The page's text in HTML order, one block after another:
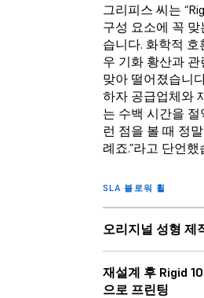
그리피스 씨는
구성 요소에 꼭
습니다. 화학적 호
우 기화 황산과
맞아 떨어졌습니
하자 공급업체와
는 수백 시간을
런 점을 볼 때 정
례죠.”라고 단언했
SLA 블로워 휠
오리지널 성형 제
재설계 후 Rigid
으로 프린팅